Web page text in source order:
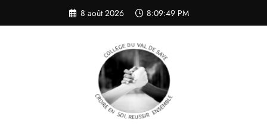
contenu
8 août 2026 8:09:49 PM